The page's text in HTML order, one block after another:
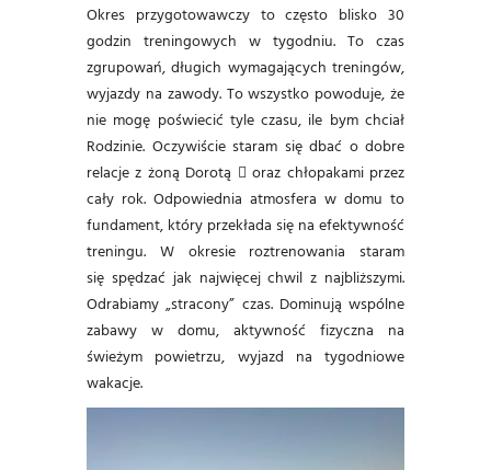
Okres przygotowawczy to często blisko 30
godzin treningowych w tygodniu. To czas
zgrupowań, długich wymagających treningów,
wyjazdy na zawody. To wszystko powoduje, że
nie mogę poświecić tyle czasu, ile bym chciał
Rodzinie. Oczywiście staram się dbać o dobre
relacje z żoną Dorotą  oraz chłopakami przez
cały rok. Odpowiednia atmosfera w domu to
fundament, który przekłada się na efektywność
treningu. W okresie roztrenowania staram
się spędzać jak najwięcej chwil z najbliższymi.
Odrabiamy „stracony” czas. Dominują wspólne
zabawy w domu, aktywność fizyczna na
świeżym powietrzu, wyjazd na tygodniowe
wakacje.